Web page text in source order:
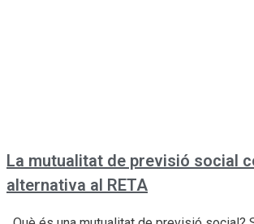
La mutualitat de previsió social
alternativa al RETA